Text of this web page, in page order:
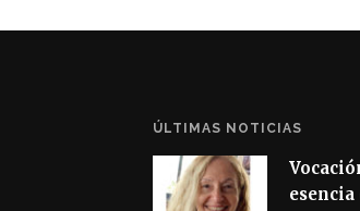
ÚLTIMAS NOTICIAS